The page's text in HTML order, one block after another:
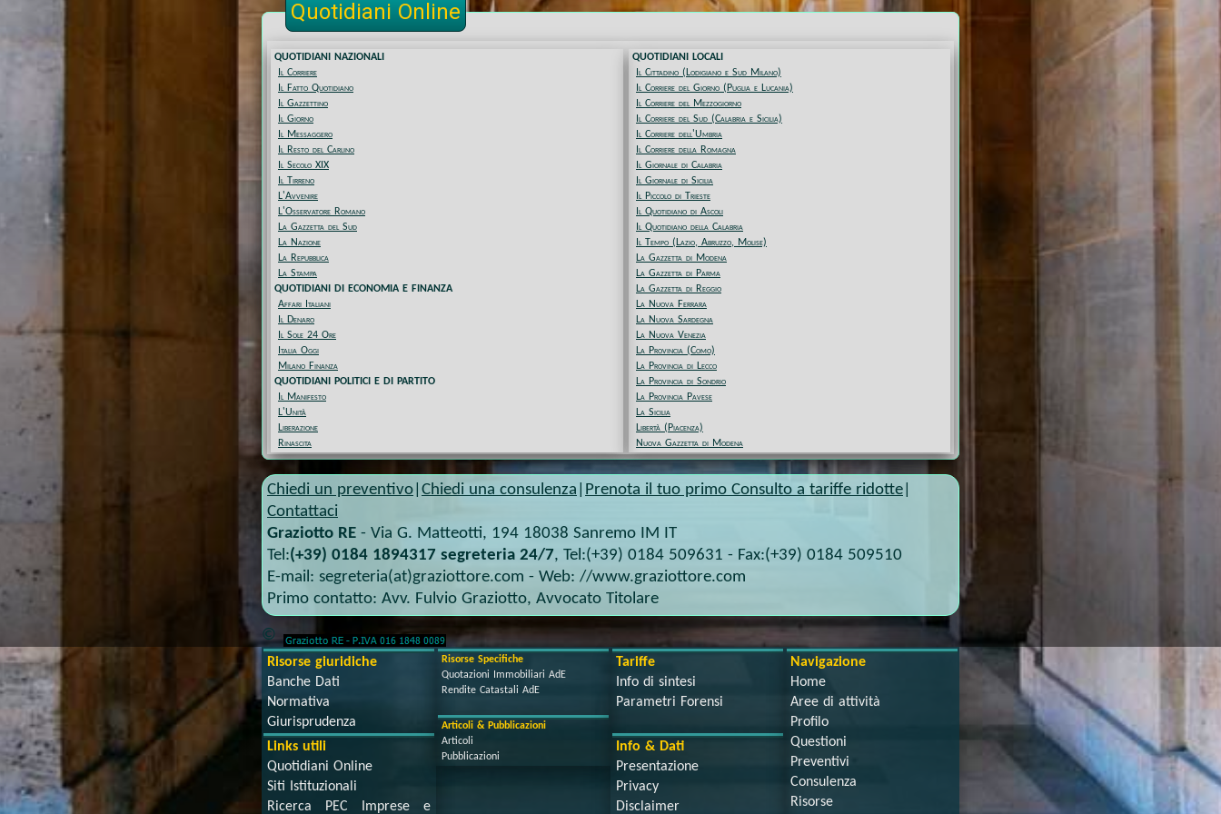
Quotidiani Online
QUOTIDIANI NAZIONALI
Il Corriere
Il Fatto Quotidiano
Il Gazzettino
Il Giorno
Il Messaggero
Il Resto del Carlino
Il Secolo XIX
Il Tirreno
L'Avvenire
L'Osservatore Romano
La Gazzetta del Sud
La Nazione
La Repubblica
La Stampa
QUOTIDIANI DI ECONOMIA E FINANZA
Affari Italiani
Il Denaro
Il Sole 24 Ore
Italia Oggi
Milano Finanza
QUOTIDIANI POLITICI E DI PARTITO
Il Manifesto
L'Unità
Liberazione
Rinascita
QUOTIDIANI LOCALI
Il Cittadino (Lodigiano e Sud Milano)
Il Corriere del Giorno (Puglia e Lucania)
Il Corriere del Mezzogiorno
Il Corriere del Sud (Calabria e Sicilia)
Il Corriere dell'Umbria
Il Corriere della Romagna
Il Giornale di Calabria
Il Giornale di Sicilia
Il Piccolo di Trieste
Il Quotidiano di Ascoli
Il Quotidiano della Calabria
Il Tempo (Lazio, Abruzzo, Molise)
La Gazzetta di Modena
La Gazzetta di Parma
La Gazzetta di Reggio
La Nuova Ferrara
La Nuova Sardegna
La Nuova Venezia
La Provincia (Como)
La Provincia di Lecco
La Provincia di Sondrio
La Provincia Pavese
La Sicilia
Libertà (Piacenza)
Nuova Gazzetta di Modena
Chiedi un preventivo Chiedi una consulenza Prenota il tuo primo Consulto a tariffe ridotte
Contattaci
Graziotto RE - Via G. Matteotti, 194 18038 Sanremo IM IT
Tel:(+39) 0184 1894317 segreteria 24/7, Tel:(+39) 0184 509631 - Fax:(+39) 0184 509510
E-mail: segreteria(at)graziottore.com - Web: //www.graziottore.com
Primo contatto: Avv. Fulvio Graziotto, Avvocato Titolare
©
Risorse giuridiche
Banche Dati
Normativa
Giurisprudenza
Links utili
Quotidiani Online
Siti Istituzionali
Ricerca PEC Imprese e
Risorse Specifiche
Quotazioni Immobiliari AdE
Rendite Catastali AdE
Articoli & Pubblicazioni
Articoli
Pubblicazioni
Tariffe
Info di sintesi
Parametri Forensi
Info & Dati
Presentazione
Privacy
Disclaimer
Navigazione
Home
Aree di attività
Profilo
Questioni
Preventivi
Consulenza
Risorse